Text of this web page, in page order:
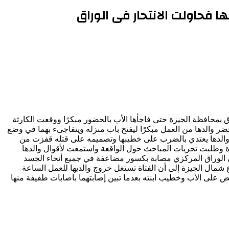
الانتحار فى الوراق
بمحافظة الجيزة حتى فاجأها الأب بالحضور مبكرًا ووقعت الكارثة
والدها من العمل مبكرًا ليفتح باب منزله ويتفاجىء بهما في وضع
يعتدي بالضرب على خطيبها وتصميمه على قتله قفزت من
وطلبت تحريات المباحث حول الواقعة واستمعت لأقوال والدها
الوراق المركزي مصابة بكسور مضاعفة في جميع أنحاء الجسد
الجيزة إلى أن الفتاة تستغل خروج والديها للعمل الساعة
على الأب وخطيب ابنته بعدما تبين إصابتهما باصابات طفيفة منها